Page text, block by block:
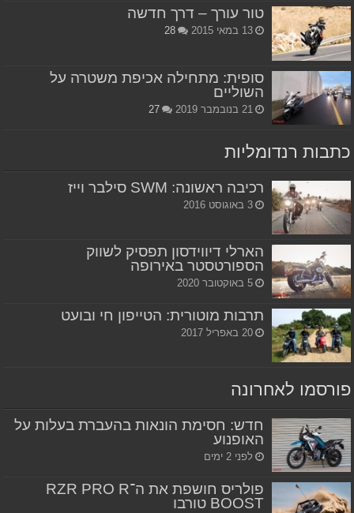
טור עורך – דרך חדשה
13 במאי 2015 28
סופית: מתחילה אכיפת משטרה על
השוליים
21 בנובמבר 2019 27
כתבות רנדומליות
רכיבה ראשונה: SWM סילבר וייז
3 באוגוסט 2016
הארלי דיווידסון תפסיק לשווק
הספורטסטר באירופה
5 באוקטובר 2020
תרבות מוטורית: הטייפון חי ובועט
20 באפריל 2017
פורסמו לאחרונה
חדש: חסימת הונאות בהעברת בעלות על
האופנוע
לפני 2 ימים
פולריס חושפת את ה־RZR PRO R
BOOST טורבו